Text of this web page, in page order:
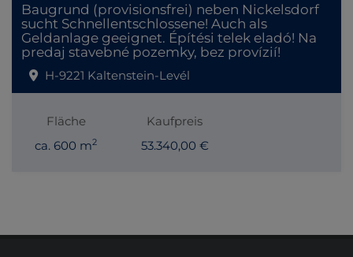
Baugrund (provisionsfrei) neben Nickelsdorf
sucht Schnellentschlossene! Auch als
Geldanlage geeignet. Építési telek eladó! Na
predaj stavebné pozemky, bez provízií!
H-9221 Kaltenstein-Levél
Fläche
ca. 600 m2
Kaufpreis
53.340,00 €